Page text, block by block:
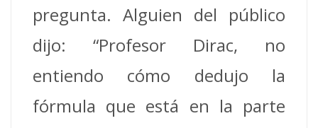
pregunta. Alguien del público
dijo: “Profesor Dirac, no
entiendo cómo dedujo la
fórmula que está en la parte